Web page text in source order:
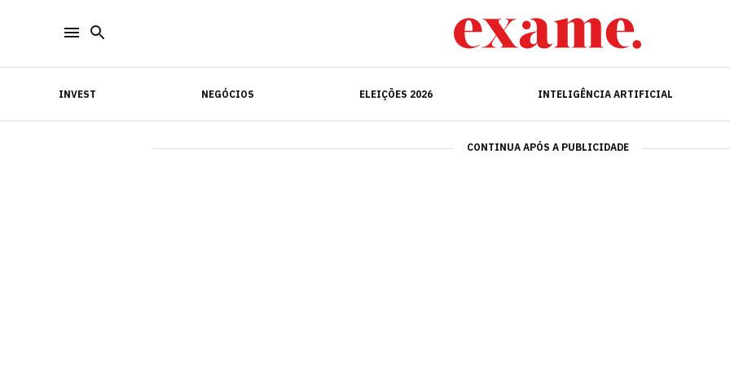
INVEST NEGÓCIOS ELEIÇÕES 2026 INTELIGÊNCIA ARTIFICIAL
INVEST INTELIGÊNCIA ARTIFICIAL
CONTINUA APÓS A PUBLICIDADE